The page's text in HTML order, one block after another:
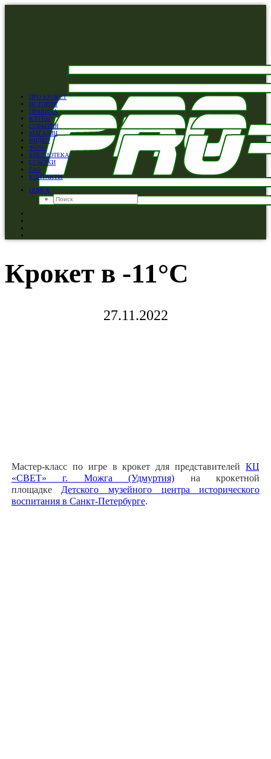
ПРО КРОКЕТ
ИСТОРИЯ
ПРАВИЛА
КЛУБЫ
СОБЫТИЯ
МАГАЗИН
ВИДЕО
ФОТО
БИБЛИОТЕКА
ССЫЛКИ
FAQ
КОНТАКТЫ
ПОИСК
Крокет в -11°C
27.11.2022
Мастер-класс по игре в крокет для представителейКЦ
«СВЕТ» г. Можга (Удмуртия) на крокетной
площадке Детского музейного центра исторического
воспитания в Санкт-Петербурге.